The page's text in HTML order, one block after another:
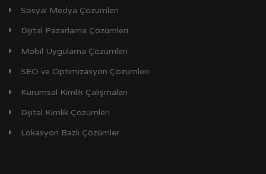
Sosyal Medya Çözümleri
Dijital Pazarlama Çözümleri
Mobil Uygulama Çözümleri
SEO ve Optimizasyon Çözümleri
Kurumsal Kimlik Çalışmaları
Dijital Kimlik Çözümleri
Lokasyon Bazlı Çözümler